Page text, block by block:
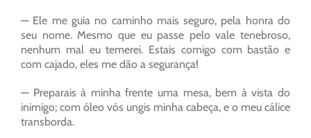
— Ele me guia no caminho mais seguro, pela honra do
seu nome. Mesmo que eu passe pelo vale tenebroso,
nenhum mal eu temerei. Estais comigo com bastão e
com cajado, eles me dão a segurança!
— Preparais à minha frente uma mesa, bem à vista do
inimigo; com óleo vós ungis minha cabeça, e o meu cálice
transborda.